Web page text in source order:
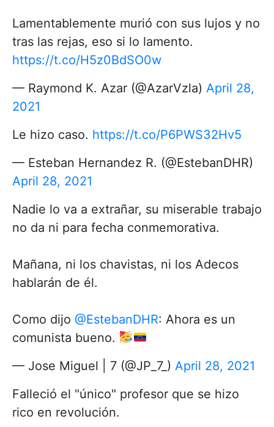
Lamentablemente murió con sus lujos y no
tras las rejas, eso si lo lamento.
https://t.co/H5z0BdSO0w
— Raymond K. Azar (@AzarVzla) April 28,
2021
Le hizo caso. https://t.co/P6PWS32Hv5
— Esteban Hernandez R. (@EstebanDHR)
April 28, 2021
Nadie lo va a extrañar, su miserable trabajo
no da ni para fecha conmemorativa.
Mañana, ni los chavistas, ni los Adecos
hablarán de él.
Como dijo @EstebanDHR: Ahora es un
comunista bueno.
— Jose Miguel | 7 (@JP_7_) April 28, 2021
Falleció el "único" profesor que se hizo
rico en revolución.